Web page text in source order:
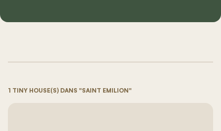
1 TINY HOUSE(S) DANS "SAINT EMILION"